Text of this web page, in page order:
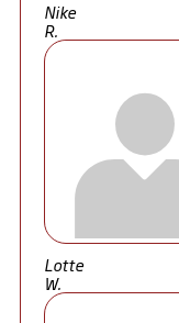
Nike
R.
Lotte
W.